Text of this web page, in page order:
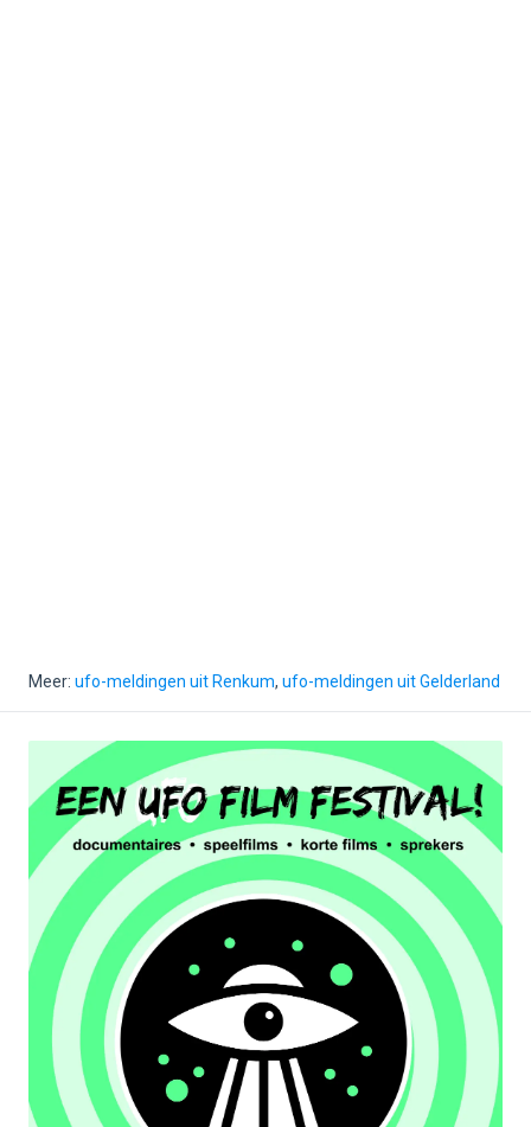
Meer: ufo-meldingen uit Renkum, ufo-meldingen uit Gelderland